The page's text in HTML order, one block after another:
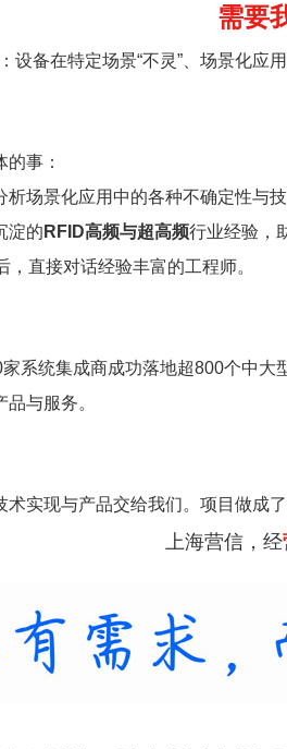
需要
：设备在特定场景“不灵”、场景化
事：
析场景化应用中的各种不确定性与
淀的 RFID高频与超高频行业经验，
，直接对话经验丰富的工程师。
系统集成商成功落地超800个中大
与服务。
术实现与产品交给我们。项目做成
上海营信，经